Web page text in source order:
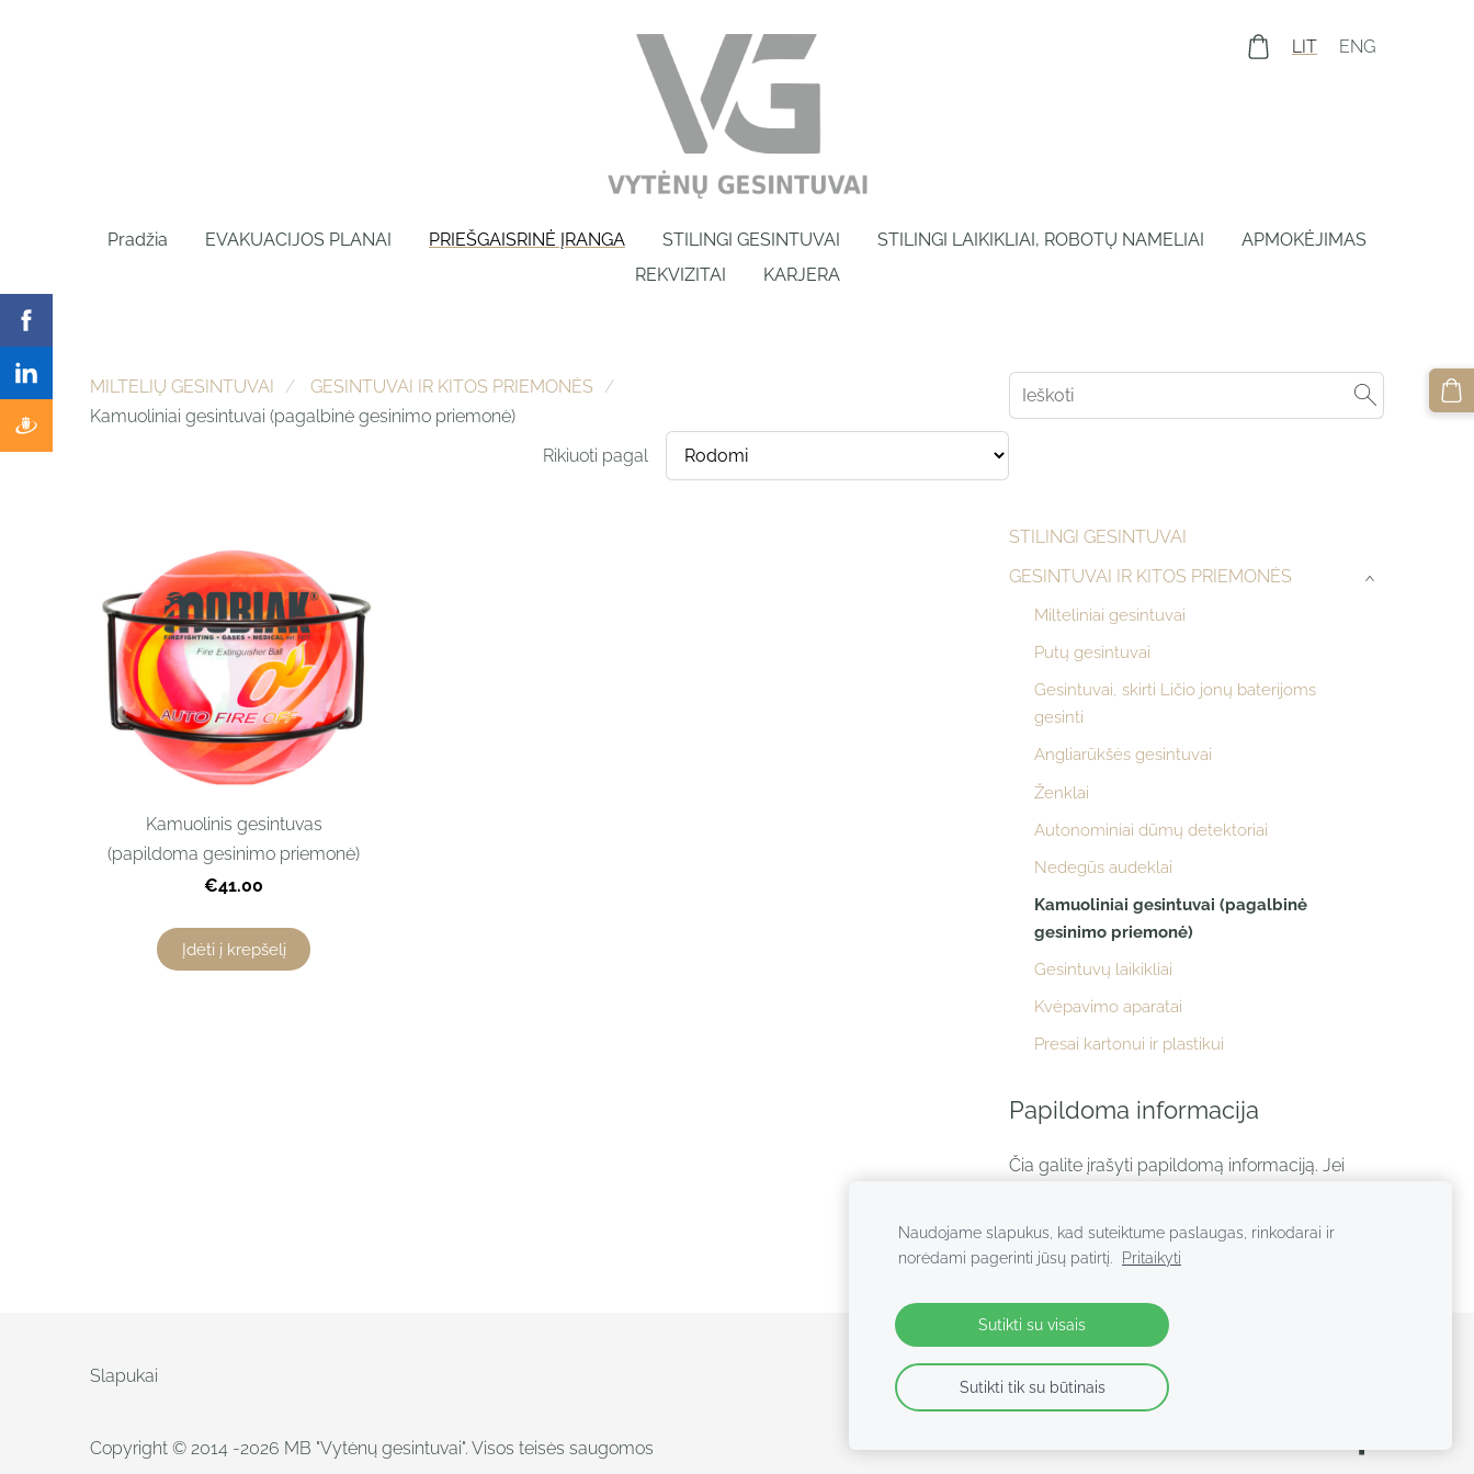
Pradžia EVAKUACIJOS PLANAI PRIEŠGAISRINĖ ĮRANGA STILINGI GESINTUVAI STILINGI LAIKIKLIAI, ROBOTŲ NAMELIAI
APMOKĖJIMAS
REKVIZITAI
KARJERA
LIT ENG
STILINGI GESINTUVAI
GESINTUVAI IR KITOS PRIEMONĖS
Milteliniai gesintuvai
Putų gesintuvai
Gesintuvai, skirti Ličio jonų baterijoms
gesinti
Angliarūkšės gesintuvai
Ženklai
Autonominiai dūmų detektoriai
Nedegūs audeklai
Kamuoliniai gesintuvai (pagalbinė
gesinimo priemonė)
Gesintuvų laikikliai
Kvėpavimo aparatai
Presai kartonui ir plastikui
›
Papildoma informacija
Čia galite įrašyti papildomą informaciją. Jei
galite paslėpti spustelėję piktogramą viršuje
dešinėje.
MILTELIŲ GESINTUVAI
GESINTUVAI IR KITOS PRIEMONĖS
Kamuoliniai gesintuvai (pagalbinė gesinimo priemonė)
Rikiuoti pagal
Kamuolinis gesintuvas
(papildoma gesinimo priemonė)
€41.00
Įdėti į krepšelį
Slapukai
Copyright © 2014 -2026 MB "Vytėnų gesintuvai". Visos teisės saugomos
Naudojame slapukus, kad suteiktume paslaugas, rinkodarai ir
norėdami pagerinti jūsų patirtį.
Pritaikyti
Sutikti su visais
Sutikti tik su būtinais